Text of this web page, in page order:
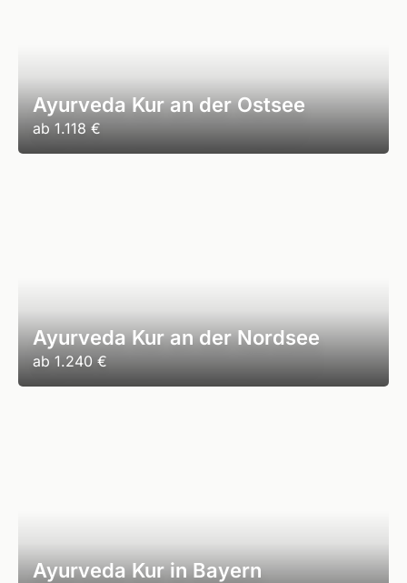
Ayurveda Kur an der Ostsee
ab 1.118 €
Ayurveda Kur an der Nordsee
ab 1.240 €
Ayurveda Kur in Bayern